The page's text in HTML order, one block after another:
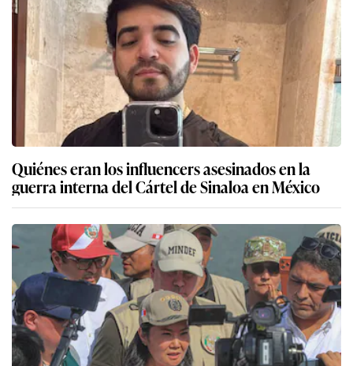
Quiénes eran los influencers asesinados en la
guerra interna del Cártel de Sinaloa en México